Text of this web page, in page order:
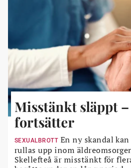
Misstänkt släppt
fortsätter
SEXUALBROTT En ny skandal
rullas upp inom
Skellefteå är misstänkt för